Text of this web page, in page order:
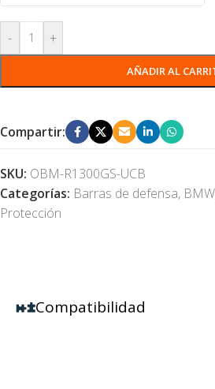
- +
AÑADIR AL
Compartir:
SKU: OBM-R1300GS-UCB
Categorías: Barras de defensa, BMW
Protección
Compatibilidad